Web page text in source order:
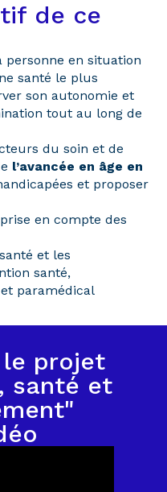
de ce
personne en situation
santé le plus
son autonomie et
tout au long de
du soin et de
l’avancée en âge en
et proposer
en compte des
et les
santé,
paramédical
le projet
santé et